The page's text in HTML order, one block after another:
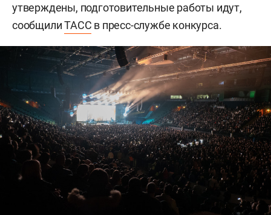
утверждены, подготовительные работы идут,
сообщилиТАСС в пресс-службе конкурса.